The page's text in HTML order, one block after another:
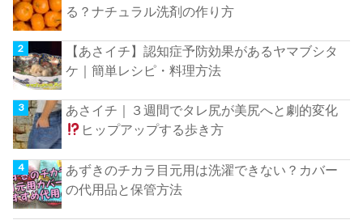
る？ナチュラル洗剤の作り方
【あさイチ】認知症予防効果があるヤマブシタ
ケ｜簡単レシピ・料理方法
あさイチ｜３週間でタレ尻が美尻へと劇的変化
ヒップアップする歩き方
あずきのチカラ目元用は洗濯できない？カバー
の代用品と保管方法